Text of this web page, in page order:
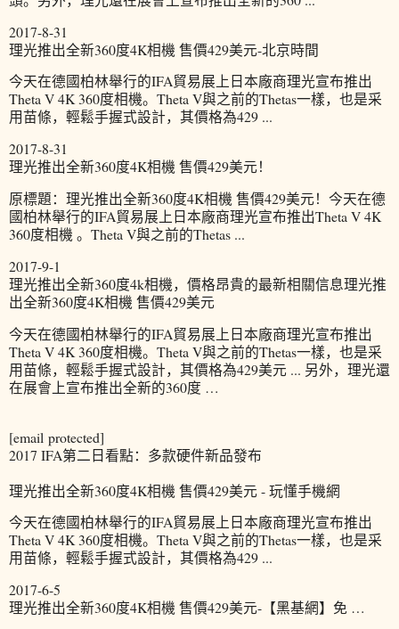
2017-8-31
理光推出全新360度4K相機 售價429美元-北京時間
今天在德國柏林舉行的IFA貿易展上日本廠商理光宣布推出
Theta V 4K 360度相機。Theta V與之前的Thetas一樣，也是采
用苗條，輕鬆手握式設計，其價格為429 ...
2017-8-31
理光推出全新360度4K相機 售價429美元！
原標題：理光推出全新360度4K相機 售價429美元！今天在德
國柏林舉行的IFA貿易展上日本廠商理光宣布推出Theta V 4K
360度相機 。Theta V與之前的Thetas ...
2017-9-1
理光推出全新360度4k相機，價格昂貴的最新相關信息理光推
出全新360度4K相機 售價429美元
今天在德國柏林舉行的IFA貿易展上日本廠商理光宣布推出
Theta V 4K 360度相機。Theta V與之前的Thetas一樣，也是采
用苗條，輕鬆手握式設計，其價格為429美元 ... 另外，理光還
在展會上宣布推出全新的360度 …
[email protected]
2017 IFA第二日看點：多款硬件新品發布
理光推出全新360度4K相機 售價429美元 - 玩懂手機網
今天在德國柏林舉行的IFA貿易展上日本廠商理光宣布推出
Theta V 4K 360度相機。Theta V與之前的Thetas一樣，也是采
用苗條，輕鬆手握式設計，其價格為429 ...
2017-6-5
理光推出全新360度4K相機 售價429美元-【黑基網】免 …